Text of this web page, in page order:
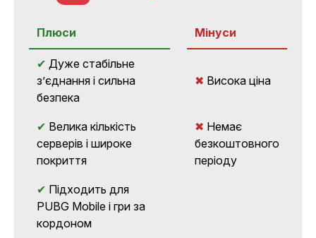
Плюси Мінуси
✔ Дуже стабільне
з’єднання і сильна
безпека
✖ Висока ціна
✔ Велика кількість
серверів і широке
покриття
✖ Немає
безкоштовного
періоду
✔ Підходить для
PUBG Mobile і гри за
кордоном